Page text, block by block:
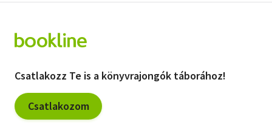
Csatlakozz Te is a könyvrajongók táborához!
Csatlakozom